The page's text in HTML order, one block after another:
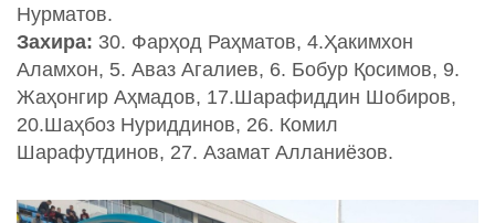
Нурматов.
Захира: 30. Фарҳод Раҳматов, 4.Ҳакимхон
Аламхон, 5. Аваз Агалиев, 6. Бобур Қосимов, 9.
Жаҳонгир Аҳмадов, 17.Шарафиддин Шобиров,
20.Шаҳбоз Нуриддинов, 26. Комил
Шарафутдинов, 27. Азамат Алланиёзов.